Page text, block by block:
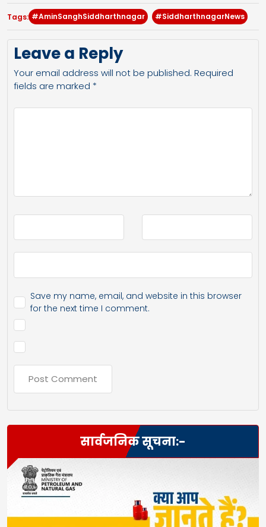
Tags: #AminSanghSiddharthnagar #SiddharthnagarNews
Leave a Reply
Your email address will not be published. Required
fields are marked *
Save my name, email, and website in this browser
for the next time I comment.
सार्वजनिक सूचना:-